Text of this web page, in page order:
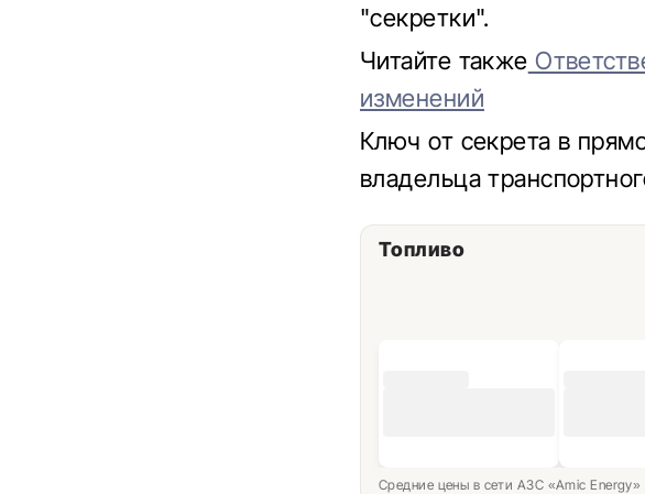
"секретки".
Читайте также
изменений
Ключ от секрета в
владельца
Топливо
Средние цены в сети АЗС «Amic Energy»